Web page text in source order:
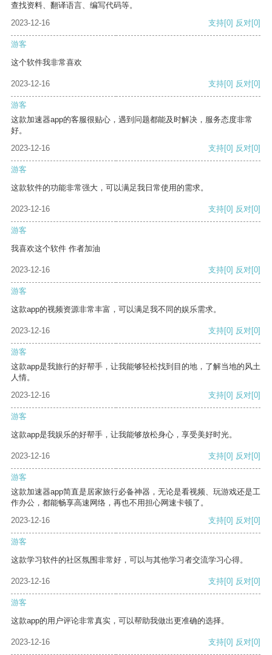
查找资料、翻译语言、编写代码等。
2023-12-16
支持[0] 反对[0]
游客
这个软件我非常喜欢
2023-12-16 支持[0] 反对[0]
游客
这款加速器app的客服很贴心，遇到问题都能及时解决，服务态度非常
好。
2023-12-16
支持[0] 反对[0]
游客
这款软件的功能非常强大，可以满足我日常使用的需求。
2023-12-16 支持[0] 反对[0]
游客
我喜欢这个软件 作者加油
2023-12-16 支持[0] 反对[0]
游客
这款app的视频资源非常丰富，可以满足我不同的娱乐需求。
2023-12-16 支持[0] 反对[0]
游客
这款app是我旅行的好帮手，让我能够轻松找到目的地，了解当地的风土
人情。
2023-12-16
支持[0] 反对[0]
游客
这款app是我娱乐的好帮手，让我能够放松身心，享受美好时光。
2023-12-16 支持[0] 反对[0]
游客
这款加速器app简直是居家旅行必备神器，无论是看视频、玩游戏还是工
作办公，都能畅享高速网络，再也不用担心网速卡顿了。
2023-12-16
支持[0] 反对[0]
游客
这款学习软件的社区氛围非常好，可以与其他学习者交流学习心得。
2023-12-16 支持[0] 反对[0]
游客
这款app的用户评论非常真实，可以帮助我做出更准确的选择。
2023-12-16 支持[0] 反对[0]